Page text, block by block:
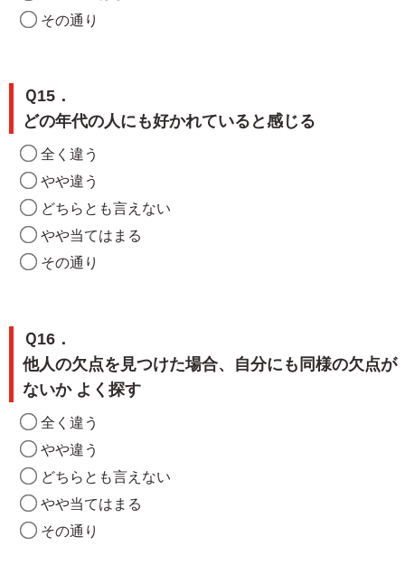
その通り
Ｑ15．
どの年代の人にも好かれていると感じる
全く違う
やや違う
どちらとも言えない
やや当てはまる
その通り
Ｑ16．
他人の欠点を見つけた場合、自分にも同様の欠点が
ないか よく探す
全く違う
やや違う
どちらとも言えない
やや当てはまる
その通り